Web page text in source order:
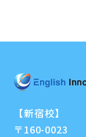
【新宿校】
〒160-0023